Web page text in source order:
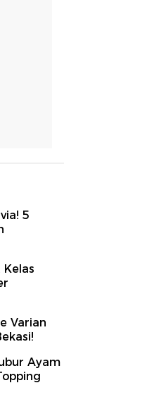
5
Kelas
Varian
Ayam